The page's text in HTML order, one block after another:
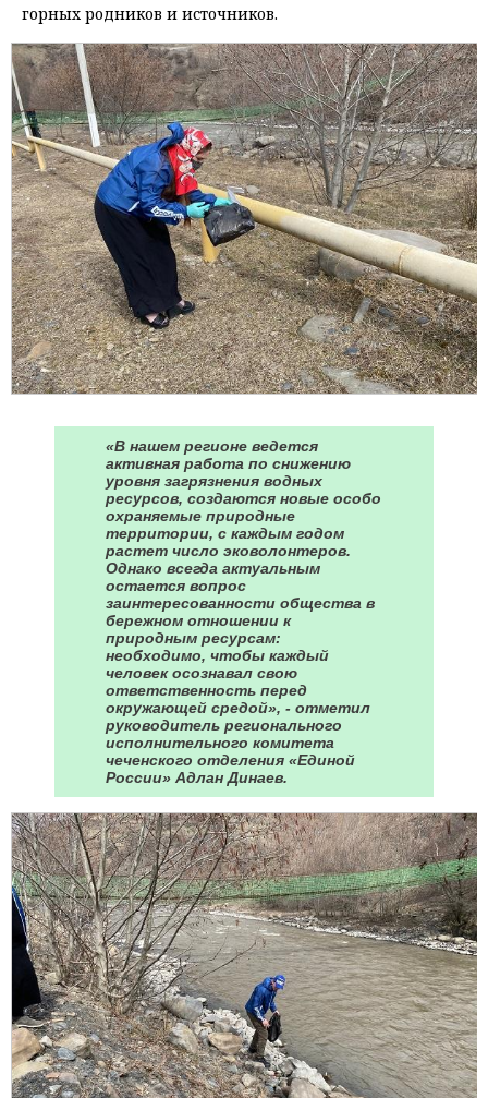
горных родников и источников.
«В нашем регионе ведется
активная работа по снижению
уровня загрязнения водных
ресурсов, создаются новые особо
охраняемые природные
территории, с каждым годом
растет число эковолонтеров.
Однако всегда актуальным
остается вопрос
заинтересованности общества в
бережном отношении к
природным ресурсам:
необходимо, чтобы каждый
человек осознавал свою
ответственность перед
окружающей средой», - отметил
руководитель регионального
исполнительного комитета
чеченского отделения «Единой
России» Адлан Динаев.